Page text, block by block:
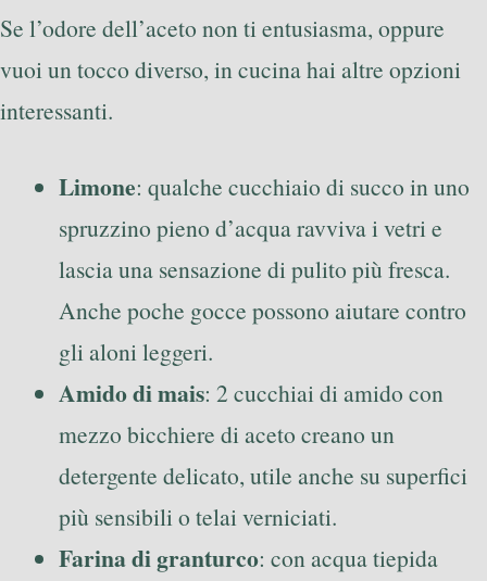
Se l’odore dell’aceto non ti entusiasma, oppure
vuoi un tocco diverso, in cucina hai altre opzioni
interessanti.
Limone: qualche cucchiaio di succo in uno
spruzzino pieno d’acqua ravviva i vetri e
lascia una sensazione di pulito più fresca.
Anche poche gocce possono aiutare contro
gli aloni leggeri.
Amido di mais: 2 cucchiai di amido con
mezzo bicchiere di aceto creano un
detergente delicato, utile anche su superfici
più sensibili o telai verniciati.
Farina di granturco: con acqua tiepida